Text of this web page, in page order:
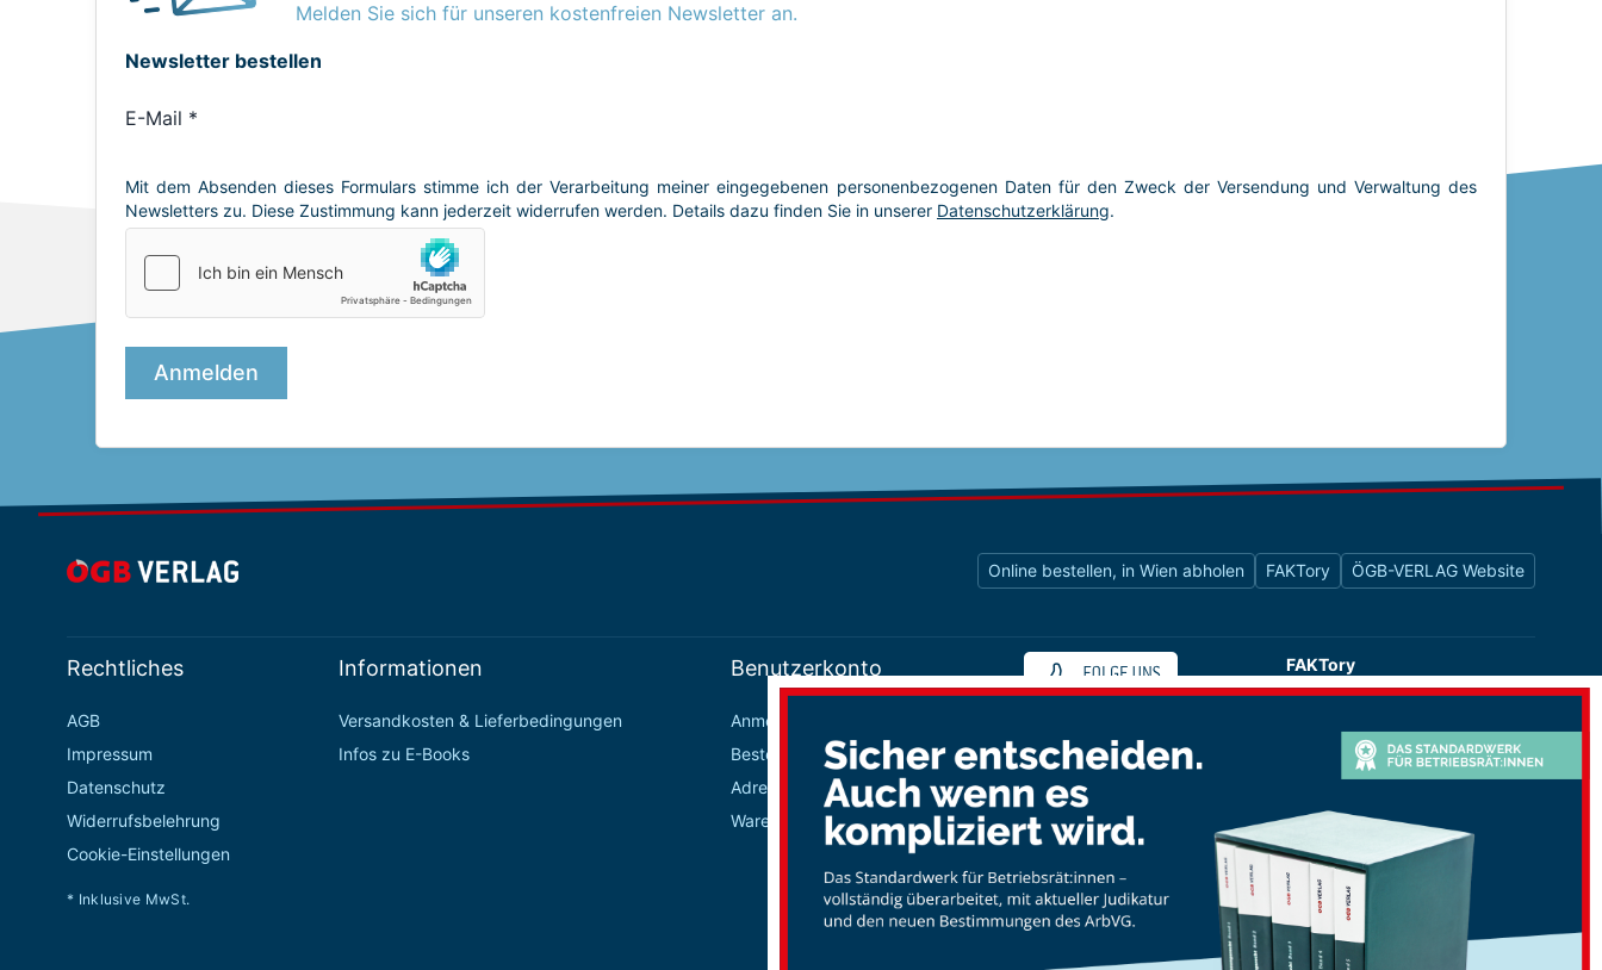
Melden Sie sich für unseren kostenfreien Newsletter an.
Online bestellen, in Wien abholen FAKTory ÖGB-VERLAG Website
Rechtliches
AGB
Impressum
Datenschutz
Widerrufsbelehrung
Cookie-Einstellungen
* Inklusive MwSt.
Informationen
Versandkosten & Lieferbedingungen
Infos zu E-Books
Benutzerkonto
Anmelden / Registrieren
Bestellungen
Adressbuch
Warenkorb
FAKTory
Buchhandlung des ÖGB-Verlags
1010 Wien
Tel: 01 / 405 49 98 / 99132
Fax: 01 / 405 49 98 / 99136
Öffnungszeiten:
Montag bis Freitag
9:00 - 18:00 Uhr
durchgehend